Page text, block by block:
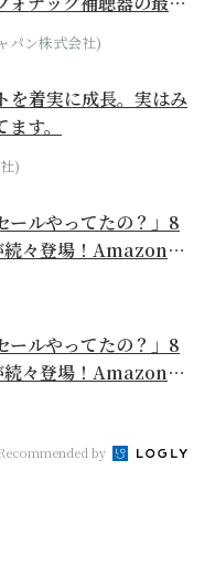
パン株式会社)
を着実に成長。実はみ
す。
)
ールやってたの？」8
々登場！Amazonの
ールやってたの？」8
々登場！Amazonの
by